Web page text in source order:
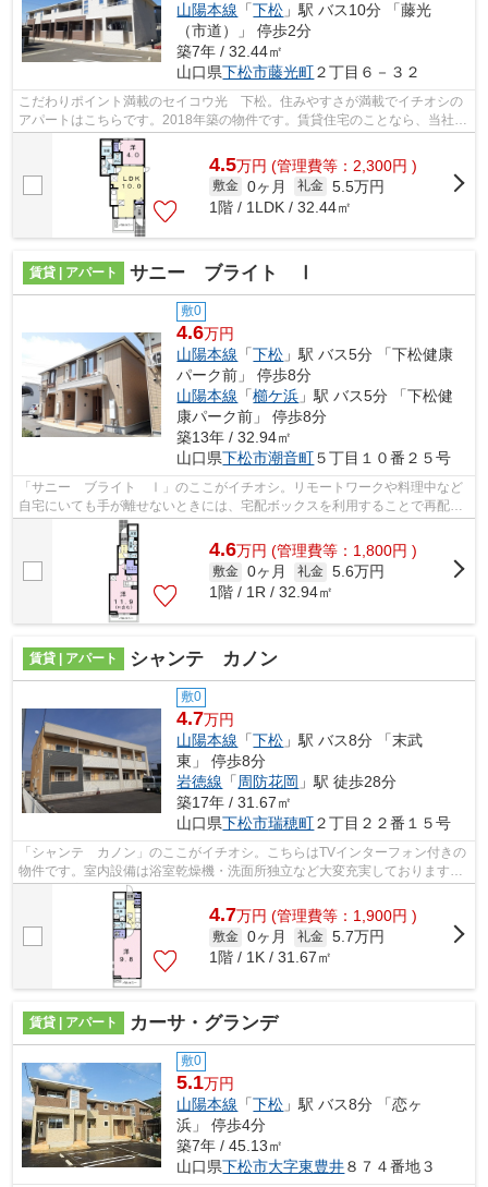
山陽本線 「下松 」駅 バス10分 「藤光
（市道）」 停歩2分
築7年 / 32.44㎡
山口県下松市藤光町２丁目６－３２
こだわりポイント満載のセイコウ光 下松。住みやすさが満載でイチオシの
アパートはこちらです。2018年築の物件です。賃貸住宅のことなら、当社に
お任せください！お客様が満足してい...
4.5万円 (管理費等：2,300円 )
敷金 0ヶ月 礼金 5.5万円
1階 / 1LDK / 32.44㎡
賃貸 | アパート サニー ブライト Ⅰ
敷0
4.6万円
山陽本線 「下松 」駅 バス5分 「下松健康
パーク前」 停歩8分
山陽本線 「櫛ケ浜 」駅 バス5分 「下松健
康パーク前」 停歩8分
築13年 / 32.94㎡
山口県下松市潮音町５丁目１０番２５号
「サニー ブライト Ⅰ」のここがイチオシ。リモートワークや料理中など
自宅にいても手が離せないときには、宅配ボックスを利用することで再配達
する必要がありません。モニターで来訪...
4.6万円 (管理費等：1,800円 )
敷金 0ヶ月 礼金 5.6万円
1階 / 1R / 32.94㎡
賃貸 | アパート シャンテ カノン
敷0
4.7万円
山陽本線 「下松 」駅 バス8分 「末武
東」 停歩8分
岩徳線 「 周防花岡 」駅 徒歩28分
築17年 / 31.67㎡
山口県下松市瑞穂町２丁目２２番１５号
「シャンテ カノン」のここがイチオシ。こちらはTVインターフォン付きの
物件です。室内設備は浴室乾燥機・洗面所独立など大変充実しております。
お部屋の広さ31.67㎡。駐車スペースが...
4.7万円 (管理費等：1,900円 )
敷金 0ヶ月 礼金 5.7万円
1階 / 1K / 31.67㎡
賃貸 | アパート カーサ・グランデ
敷0
5.1万円
山陽本線 「下松 」駅 バス8分 「恋ヶ
浜」 停歩4分
築7年 / 45.13㎡
山口県下松市大字東豊井８７４番地３